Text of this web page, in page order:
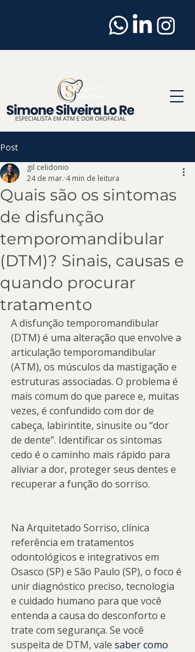
Dentista
Especialista em ATM
e Dor Orofacial em
Osasco
Post
Quais são os sintomas
de disfunção
temporomandibular
(DTM)? Sinais, causas e
quando procurar
tratamento
gil celidonio
24 de mar. 4 min de leitura
A disfunção temporomandibular
(DTM) é uma alteração que envolve a
articulação temporomandibular
(ATM), os músculos da mastigação e
estruturas associadas. O problema é
mais comum do que parece e, muitas
vezes, é confundido com dor de
cabeça, labirintite, sinusite ou “dor
de dente”. Identificar os sintomas
cedo é o caminho mais rápido para
aliviar a dor, proteger seus dentes e
recuperar a função do sorriso.
Na Arquitetado Sorriso, clínica
referência em tratamentos
odontológicos e integrativos em
Osasco (SP) e São Paulo (SP), o foco é
unir diagnóstico preciso, tecnologia
e cuidado humano para que você
entenda a causa do desconforto e
trate com segurança. Se você
suspeita de DTM, vale saber como